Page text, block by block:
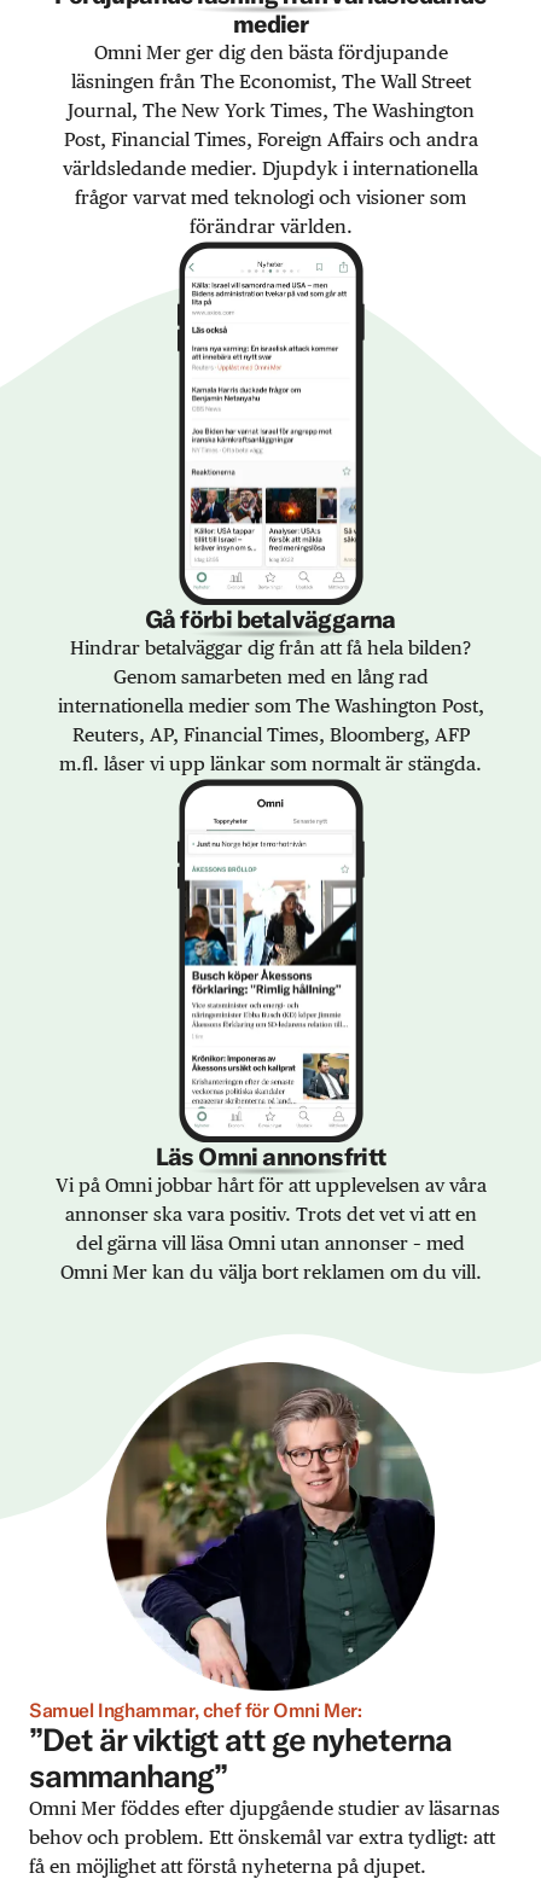
medier
Omni Mer ger dig den bästa fördjupande
läsningen från The Economist, The Wall Street
Journal, The New York Times, The Washington
Post, Financial Times, Foreign Affairs och andra
världsledande medier. Djupdyk i internationella
frågor varvat med teknologi och visioner som
förändrar världen.
Gå förbi betalväggarna
Hindrar betalväggar dig från att få hela bilden?
Genom samarbeten med en lång rad
internationella medier som The Washington Post,
Reuters, AP, Financial Times, Bloomberg, AFP
m.fl. låser vi upp länkar som normalt är stängda.
Läs Omni annonsfritt
Vi på Omni jobbar hårt för att upplevelsen av våra
annonser ska vara positiv. Trots det vet vi att en
del gärna vill läsa Omni utan annonser – med
Omni Mer kan du välja bort reklamen om du vill.
Samuel Inghammar, chef för Omni Mer:
”Det är viktigt att ge nyheterna
sammanhang”
Omni Mer föddes efter djupgående studier av läsarnas
behov och problem. Ett önskemål var extra tydligt: att
få en möjlighet att förstå nyheterna på djupet.